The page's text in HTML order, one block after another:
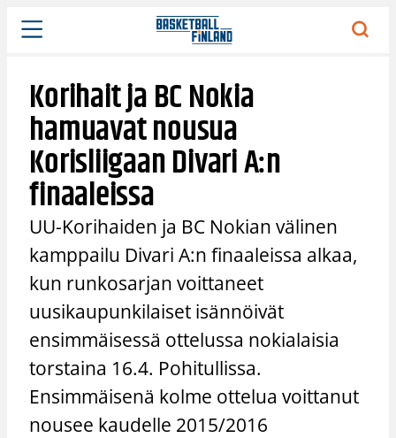
Siirry
sisältöön
Korihait ja BC Nokia
hamuavat nousua
Korisliigaan Divari A:n
finaaleissa
UU-Korihaiden ja BC Nokian välinen
kamppailu Divari A:n finaaleissa alkaa,
kun runkosarjan voittaneet
uusikaupunkilaiset isännöivät
ensimmäisessä ottelussa nokialaisia
torstaina 16.4. Pohitullissa.
Ensimmäisenä kolme ottelua voittanut
nousee kaudelle 2015/2016